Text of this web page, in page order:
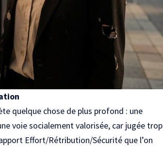
quelque chose de plus profond : une
voie socialement valorisée, car jugée trop
Effort/Rétribution/Sécurité que l’on